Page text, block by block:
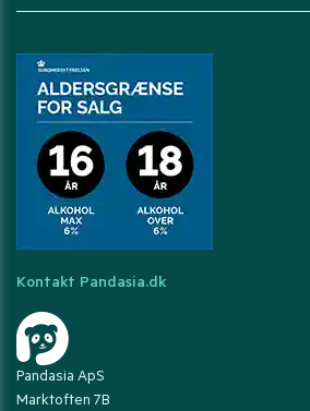
Kontakt Pandasia.dk
Pandasia ApS
Marktoften 7B